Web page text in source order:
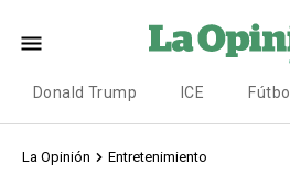
Donald Trump ICE Fútbol
La Opinión Entretenimiento